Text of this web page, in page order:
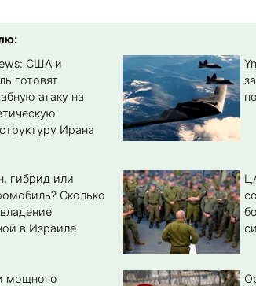
США и
готовят
атаку на
Ирана
гибрид или
Cколько
в Израиле
мощного